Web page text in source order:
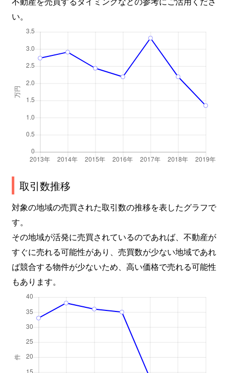
い。
取引数推移
対象の地域の売買された取引数の推移を表したグラフで
す。
その地域が活発に売買されているのであれば、不動産が
すぐに売れる可能性があり、売買数が少ない地域であれ
ば競合する物件が少ないため、高い価格で売れる可能性
もあります。